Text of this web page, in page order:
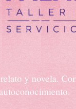
y novela.